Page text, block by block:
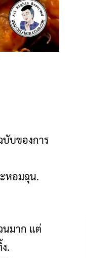
บับของการ
หอมฉุน.
นมาก แต่
.